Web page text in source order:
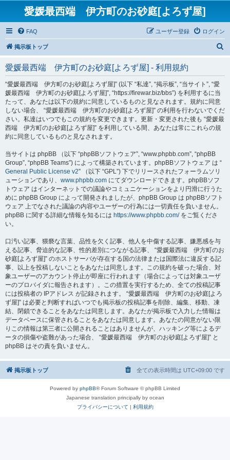
愛媛最西端 伊方町のお砂庭[よろず屋]
FAQ ログイン
ユーザー登録
掲示板トップ
愛媛最西端 伊方町のお砂庭[よろず屋] - 利用規約
“愛媛最西端 伊方町のお砂庭[よろず屋]” (以下 “私達”, “掲示板”, “当サイト”, “愛
媛最西端 伊方町のお砂庭[よろず屋]”, “https://firewar.biz/bbs”) を利用するに当
たって、あなたは以下の規約に同意しているものと見なされます。規約に同意
しない場合、 “愛媛最西端 伊方町のお砂庭[よろず屋]” の利用を行わないでくだ
さい。私達はいつでもこの規約を変更できます。更新・変更された後も “愛媛最
西端 伊方町のお砂庭[よろず屋]” を利用している間、あなたは常にこれらの規
約に同意しているものと見なされます。
当サイトは phpBB （以下 “phpBBソフトウェア”, “www.phpbb.com”, “phpBB
Group”, “phpBB Teams”) によって構築されています。phpBBソフトウェア は “
General Public License v2” （以下 “GPL”) 下でリリースされたフォーラムソリ
ューションであり、 www.phpbb.com にてダウンロードできます。phpBBソフ
トウェア はインターネットでの議論やコミュニケーションをより円滑に行うた
めに phpBB Group によって開発されましたが、phpBB Group は phpBBソフト
ウェア 上でなされた議論の内容やユーザーの行為には一切責任を負いません。
phpBB に関する詳細な情報を知るには https://www.phpbb.com/をご覧くださ
い。
口汚い記事、猥褻な言葉、品性を欠く記事、他人を中傷する記事、嫌悪感を与
える記事、脅迫的な記事、性的差別につながる記事、 “愛媛最西端 伊方町のお
砂庭[よろず屋]” のホストサーバが存在する国の法律または国際法に違反する記
事、以上を投稿しないことをあなたは同意します。この規約を破った場合、対
象ユーザーのアカウント停止が即座に行われます（場合によっては対象ユーザ
ーのプロバイダに報告されます）。この措置を実行するため、全ての投稿記事
には投稿者の IPアドレス が記録されます。 “愛媛最西端 伊方町のお砂庭[よろ
ず屋]” は必要と判断すればいつでも掲示板の投稿記事を削除、編集、移動、凍
結、閉鎖できることをあなたは同意します。あなたが掲示板で入力した情報は
データベースに保管されることをあなたは同意します。あなたの同意がない限
りこの情報は第三者に公開されることはありませんが、ハッキング等によるデ
ータの損傷や盗難があった場合、 “愛媛最西端 伊方町のお砂庭[よろず屋]” と
phpBB はその責を負いません。
掲示板トップ 全ての表示時間は UTC+09:00 です
Powered by phpBB® Forum Software © phpBB Limited
Japanese translation principally by ocean
プライバシーについて | 利用規約